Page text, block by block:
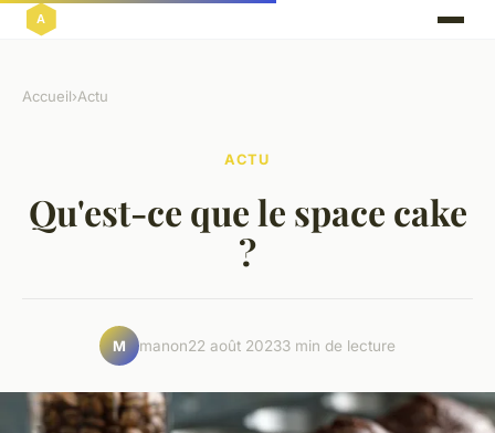
Accueil›Actu
ACTU
Qu'est-ce que le space cake
?
M manon22 août 20233 min de lecture